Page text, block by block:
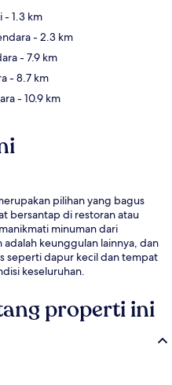
- 1.3 km
- 2.3 km
- 7.9 km
- 8.7 km
- 10.9 km
pilihan yang bagus
bersantap di restoran atau
minuman dari
keunggulan lainnya, dan
seperti dapur kecil dan tempat
keseluruhan.
properti ini